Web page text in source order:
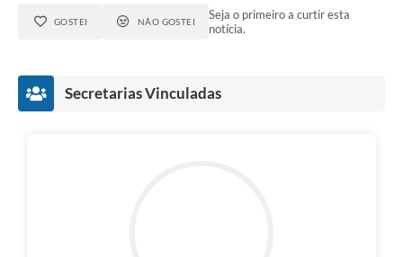
GOSTEI NÃO GOSTEI
Seja o primeiro a curtir esta
notícia.
Secretarias Vinculadas